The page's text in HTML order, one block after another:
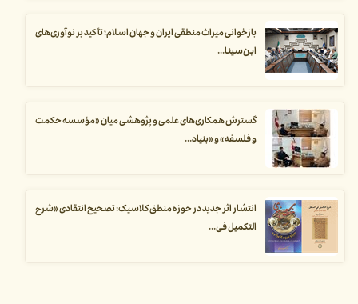
بازخوانی میراث منطقی ایران و جهان اسلام؛ تأکید بر نوآوری‌های
ابن‌سینا...
گسترش همکاری‌های علمی و پژوهشی میان «مؤسسه حکمت
و فلسفه» و «بنیاد...
انتشار اثر جدید در حوزه منطق کلاسیک: تصحیح انتقادی «شرح
التکمیل فی...